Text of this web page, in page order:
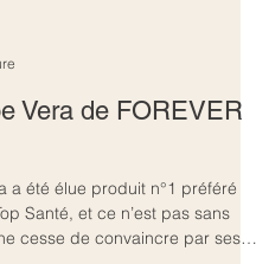
Vera de FOREVER
a été élue produit n°1 préféré
cesse de convaincre par ses